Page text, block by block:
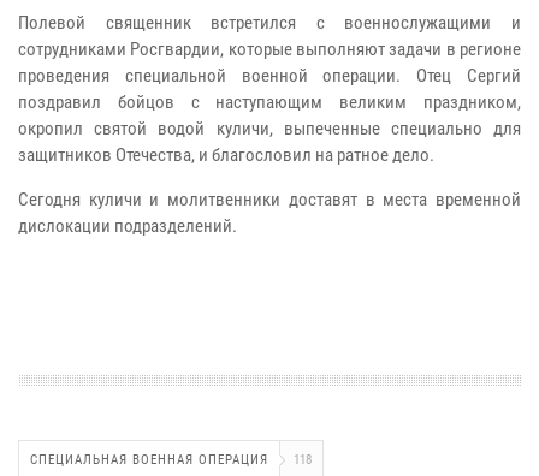
Полевой священник встретился с военнослужащими и
сотрудниками Росгвардии, которые выполняют задачи в регионе
проведения специальной военной операции. Отец Сергий
поздравил бойцов с наступающим великим праздником,
окропил святой водой куличи, выпеченные специально для
защитников Отечества, и благословил на ратное дело.
Сегодня куличи и молитвенники доставят в места временной
дислокации подразделений.
СПЕЦИАЛЬНАЯ ВОЕННАЯ ОПЕРАЦИЯ 118